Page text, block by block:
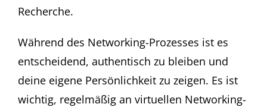
Recherche.
Während des Networking-Prozesses ist es
entscheidend, authentisch zu bleiben und
deine eigene Persönlichkeit zu zeigen. Es ist
wichtig, regelmäßig an virtuellen Networking-